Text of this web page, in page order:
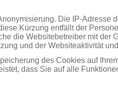
Die IP-Adresse
Kürzung entfällt der
die Websitebetreiber mit der
und der Websiteaktivität
des Cookies auf
dass Sie auf alle